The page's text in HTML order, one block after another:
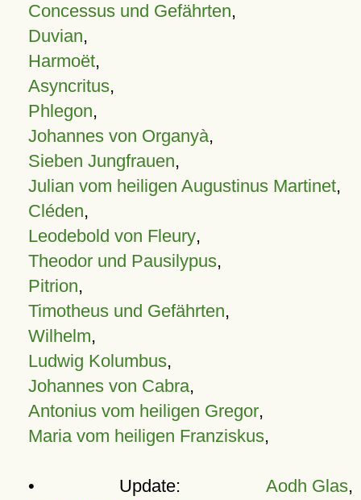
Concessus und Gefährten,
Duvian,
Harmoët,
Asyncritus,
Phlegon,
Johannes von Organyà,
Sieben Jungfrauen,
Julian vom heiligen Augustinus Martinet,
Cléden,
Leodebold von Fleury,
Theodor und Pausilypus,
Pitrion,
Timotheus und Gefährten,
Wilhelm,
Ludwig Kolumbus,
Johannes von Cabra,
Antonius vom heiligen Gregor,
Maria vom heiligen Franziskus,
• Update: Aodh Glas,